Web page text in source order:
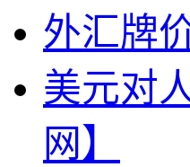
外汇牌
美元对
网】